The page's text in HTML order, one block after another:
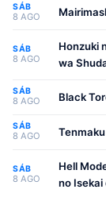
SÁB
8 AGO
SÁB
8 AGO
Honzuki
wa
SÁB
8 AGO Black
SÁB
8 AGO
SÁB
8 AGO
Hell
no Isekai